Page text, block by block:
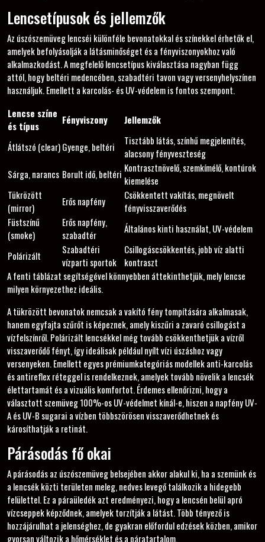
Lencsetípusok és jellemzők
Az úszószemüveg lencséi különféle bevonatokkal és színekkel érhetők el,
amelyek befolyásolják a látásminőséget és a fényviszonyokhoz való
alkalmazkodást. A megfelelő lencsetípus kiválasztása nagyban függ
attól, hogy beltéri medencében, szabadtéri tavon vagy versenyhelyszínen
használjuk. Emellett a karcolás- és UV-védelem is fontos szempont.
Lencse színe
és típus
Fényviszony Jellemzők
Átlátszó (clear)Gyenge, beltéri
Tisztább látás, színhű megjelenítés,
alacsony fényveszteség
Sárga, narancs Borult idő, beltéri Kontrasztnövelő, szemkímélő, kontúrok
kiemelése
Tükrözött
(mirror)
Erős napfény
Csökkentett vakítás, megnövelt
fényvisszaverődés
Füstszínű
(smoke)
Erős napfény,
szabadtér
Általános kinti használat, UV-védelem
Polárizált
Szabadtéri
vízparti sportok
Csillogáscsökkentés, jobb víz alatti
kontraszt
A fenti táblázat segítségével könnyebben áttekinthetjük, mely lencse
milyen környezethez ideális.
A tükrözött bevonatok nemcsak a vakító fény tompítására alkalmasak,
hanem egyfajta szűrőt is képeznek, amely kiszűri a zavaró csillogást a
vízfelszínről. Polárizált lencsékkel még tovább csökkenthetjük a vízről
visszaverődő fényt, így ideálisak például nyílt vízi úszáshoz vagy
versenyeken. Emellett egyes prémiumkategóriás modellek anti-karcolás
és antireflex réteggel is rendelkeznek, amelyek tovább növelik a lencsék
élettartamát és a vizuális komfortot. Érdemes ellenőrizni, hogy a
választott szemüveg 100%-os UV-védelmet kínál-e, hiszen a napfény UV-
A és UV-B sugarai a vízben többszörösen visszaverődhetnek és
károsíthatják a retinát.
Párásodás fő okai
A párásodás az úszószemüveg belsejében akkor alakul ki, ha a szemünk és
a lencsék közti területen meleg, nedves levegő találkozik a hidegebb
felülettel. Ez a páraüledék azt eredményezi, hogy a lencsén belül apró
vízcseppek képződnek, amelyek torzítják a látást. Több tényező is
hozzájárulhat a jelenséghez, de gyakran előfordul edzések közben, amikor
gyorsan változik a hőmérséklet és a páratartalom.